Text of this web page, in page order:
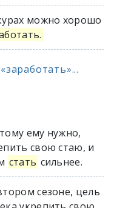
можно хорошо
ему нужно,
свою стаю, и
стать сильнее.
сезоне, цель